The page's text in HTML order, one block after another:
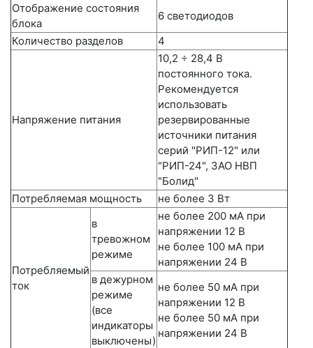
Отображение состояния
блока
6 светодиодов
Количество разделов
4
Напряжение питания
10,2 ÷ 28,4 В
постоянного тока.
Рекомендуется
использовать
резервированные
источники питания
серий "РИП-12" или
"РИП-24", ЗАО НВП
"Болид"
Потребляемая мощность
не более 3 Вт
Потребляемый
ток
в
тревожном
режиме
не более 200 мА при
напряжении 12 В
не более 100 мА при
напряжении 24 В
в дежурном
режиме
(все
индикаторы
выключены)
не более 50 мА при
напряжении 12 В
не более 50 мА при
напряжении 24 В